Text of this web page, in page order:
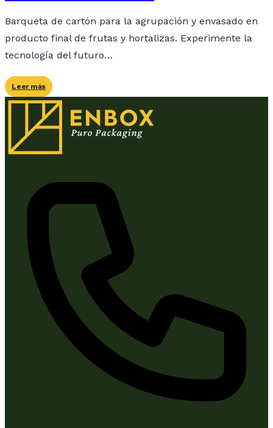
Barqueta de cartón para la agrupación y envasado en
producto final de frutas y hortalizas. Experimente la
tecnología del futuro…
Leer más